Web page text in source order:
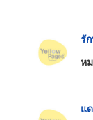
รั
ห
แ